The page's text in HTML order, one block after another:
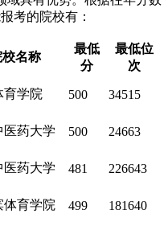
考的院校有：
校名称
最低
分
最低位
次
育学院 500 34515
医药大学 500 24663
医药大学 481 226643
体育学院 499 181640